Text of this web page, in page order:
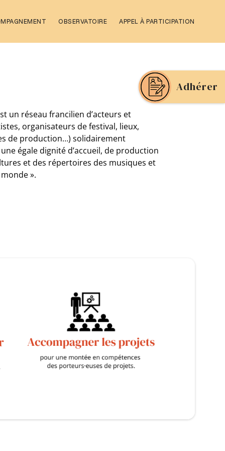
OBSERVATOIRE APPEL À PARTICIPATION
Adhérer
un réseau francilien d’acteurs et
organisateurs de festival, lieux,
de production…) solidairement
égale dignité d’accueil, de production
et des répertoires des musiques et
».